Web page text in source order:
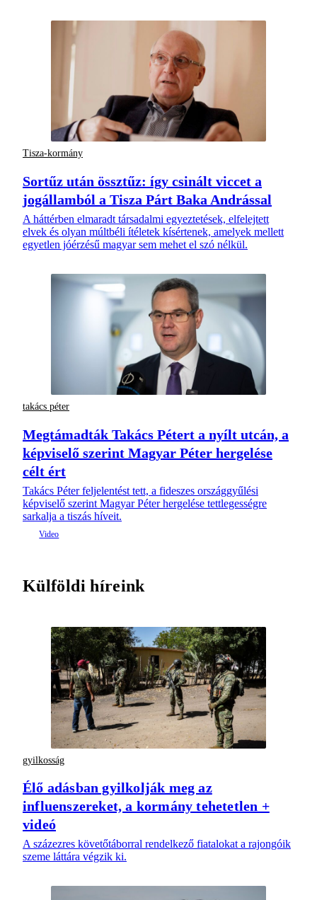
Tisza-kormány
Sortűz után össztűz: így csinált viccet a
jogállamból a Tisza Párt Baka Andrással
A háttérben elmaradt társadalmi egyeztetések, elfelejtett
elvek és olyan múltbéli ítéletek kísértenek, amelyek mellett
egyetlen jóérzésű magyar sem mehet el szó nélkül.
takács péter
Megtámadták Takács Pétert a nyílt utcán, a
képviselő szerint Magyar Péter hergelése
célt ért
Takács Péter feljelentést tett, a fideszes országgyűlési
képviselő szerint Magyar Péter hergelése tettlegességre
sarkalja a tiszás híveit.
Külföldi híreink
gyilkosság
Élő adásban gyilkolják meg az
influenszereket, a kormány tehetetlen +
videó
A százezres követőtáborral rendelkező fiatalokat a rajongóik
szeme láttára végzik ki.